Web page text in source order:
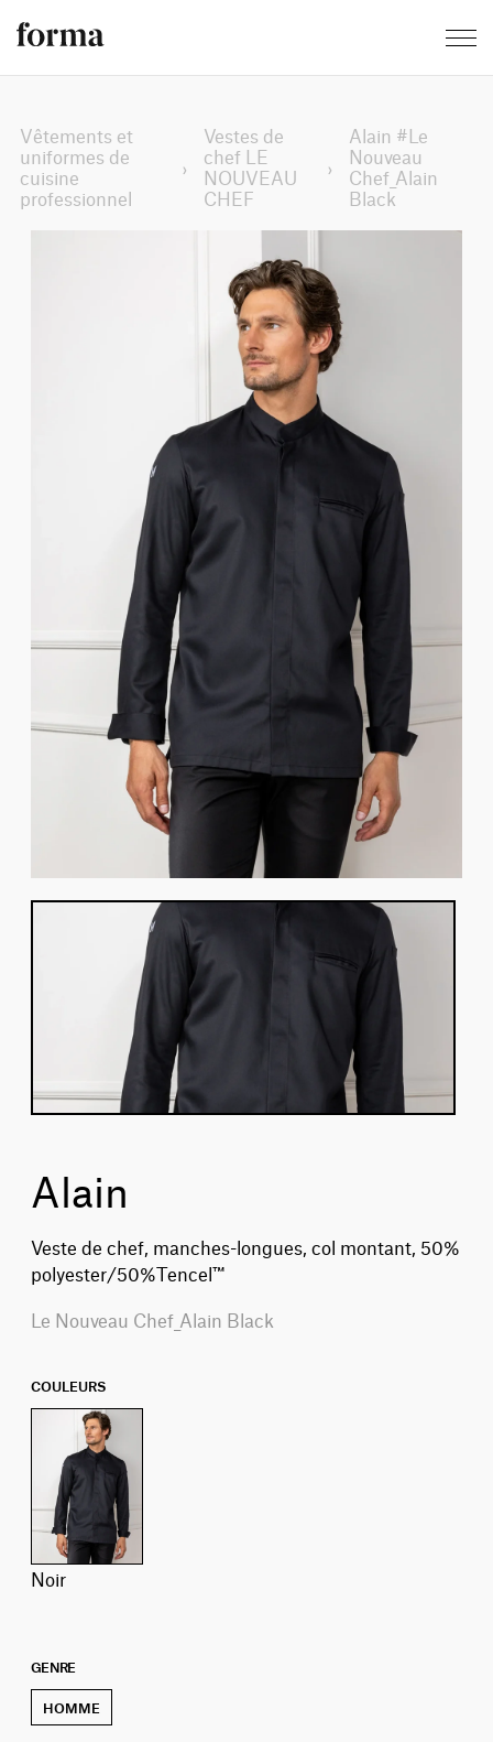
Vêtements et
uniformes de
cuisine
professionnel
›
Vestes de
chef LE
NOUVEAU
CHEF
›
Alain #Le
Nouveau
Chef_Alain
Black
Alain
Veste de chef, manches-longues, col montant, 50%
polyester/50%Tencel™
Le Nouveau Chef_Alain Black
COULEURS
noir
GENRE
HOMME